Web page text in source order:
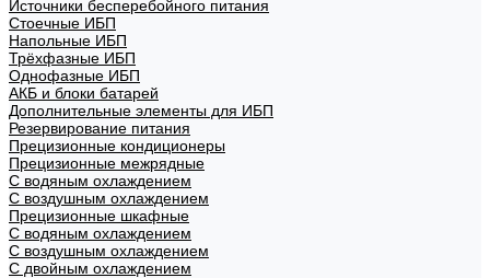
Источники бесперебойного питания
Стоечные ИБП
Напольные ИБП
Трёхфазные ИБП
Однофазные ИБП
АКБ и блоки батарей
Дополнительные элементы для ИБП
Резервирование питания
Прецизионные кондиционеры
Прецизионные межрядные
С водяным охлаждением
С воздушным охлаждением
Прецизионные шкафные
С водяным охлаждением
С воздушным охлаждением
С двойным охлаждением